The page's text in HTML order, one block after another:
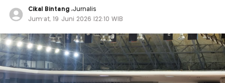
Cikal Bintang ,Jurnalis
Jum'at, 19 Juni 2026 |22:10 WIB